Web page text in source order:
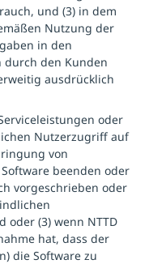
und (3) in dem
Nutzung der
in den
durch den Kunden
ausdrücklich
oder
Nutzerzugriff auf
von
beenden oder
vorgeschrieben oder
oder (3) wenn NTTD
hat, dass der
die Software zu